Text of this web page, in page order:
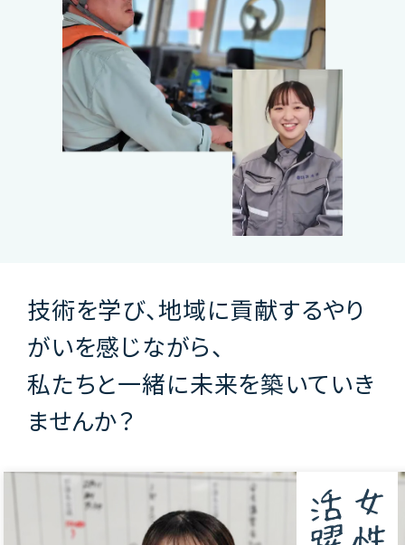
技術を学び、地域に貢献するやり
がいを感じながら、
私たちと一緒に未来を築いていき
ませんか？